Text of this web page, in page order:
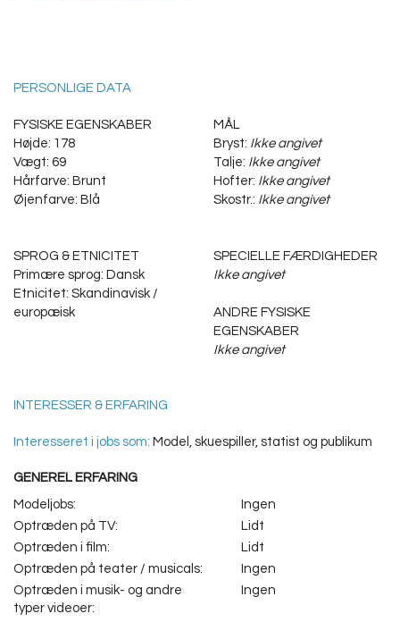
PERSONLIGE DATA
FYSISKE EGENSKABER
Højde: 178
Vægt: 69
Hårfarve: Brunt
Øjenfarve: Blå
MÅL
Bryst: Ikke angivet
Talje: Ikke angivet
Hofter: Ikke angivet
Skostr.: Ikke angivet
SPROG & ETNICITET
Primære sprog: Dansk
Etnicitet: Skandinavisk /
europæisk
SPECIELLE FÆRDIGHEDER
Ikke angivet
ANDRE FYSISKE
EGENSKABER
Ikke angivet
INTERESSER & ERFARING
Interesseret i jobs som: Model, skuespiller, statist og publikum
GENEREL ERFARING
Modeljobs:
Ingen
Optræden på TV:
Lidt
Optræden i film:
Lidt
Optræden på teater / musicals:
Ingen
Optræden i musik- og andre
typer videoer:
Ingen